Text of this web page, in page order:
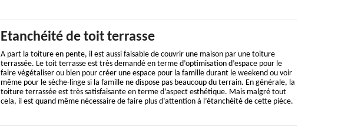
Etanchéité de toit terrasse
A part la toiture en pente, il est aussi faisable de couvrir une maison par une toiture
terrassée. Le toit terrasse est très demandé en terme d’optimisation d’espace pour le
faire végétaliser ou bien pour créer une espace pour la famille durant le weekend ou voir
même pour le sèche-linge si la famille ne dispose pas beaucoup du terrain. En générale, la
toiture terrassée est très satisfaisante en terme d’aspect esthétique. Mais malgré tout
cela, il est quand même nécessaire de faire plus d’attention à l’étanchéité de cette pièce.